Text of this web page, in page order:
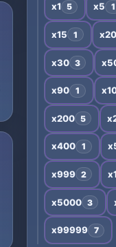
x1 5 x5 1
x15 1 x20
x30 3
x90 1
x200 5
x400 1
x999 2
x5000 3
x99999 7